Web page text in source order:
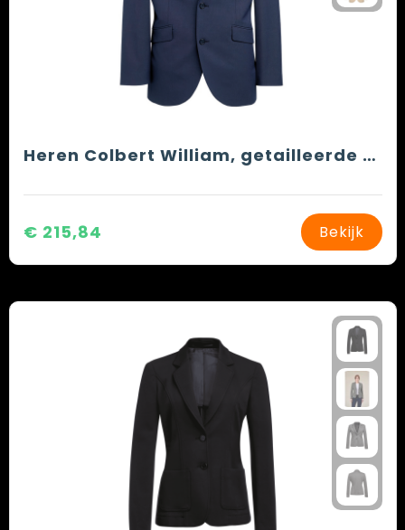
Heren Colbert William, getailleerde snit
€ 215,84 Bekijk